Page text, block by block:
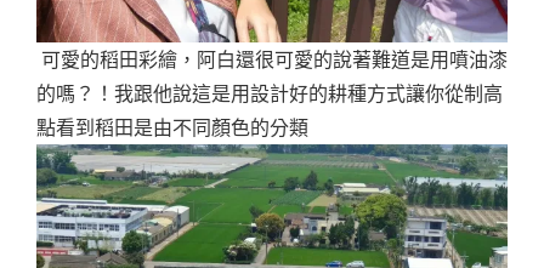
可愛的稻田彩繪，阿白還很可愛的說著難道是用噴油漆
的嗎？！我跟他說這是用設計好的耕種方式讓你從制高
點看到稻田是由不同顏色的分類